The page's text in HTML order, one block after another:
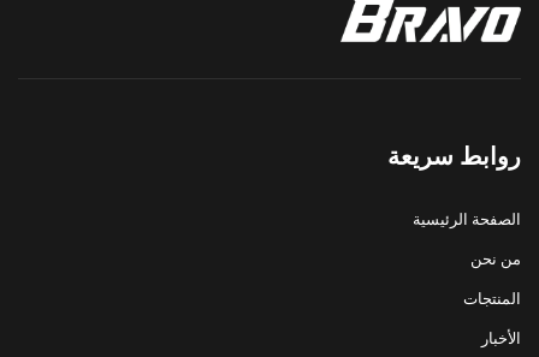
روابط سريعة
الصفحة الرئيسية
من نحن
المنتجات
الأخبار